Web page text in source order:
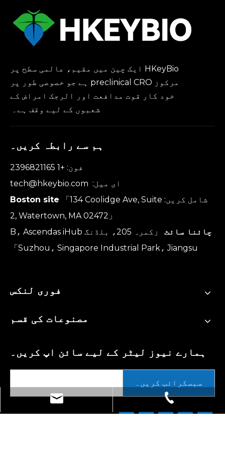
HKeyBio ایک چین میں مقیم، عالمی سطح پر
مرکوز preclinical CRO ہے جو خصوصی طور پر
خود کار قوت مدافعت اور الرجک امراض کے
شعبوں کے لیے وقف ہے۔
ہم سے رابطہ کریں۔
فون: +1 2396821165
ای میل: tech@hkeybio.com
شامل کریں:
Boston site
「134 Coolidge Ave, Suite
2, Watertown, MA 02472」
چائنا سائٹ
「کمرہ 205، بلڈنگ B، Ascendas iHub
Suzhou، Singapore Industrial Park، Jiangsu」
+1 2396821165
tech@hkeybio.com
فوری لنکس
مصنوعات کی قسم
ہمارے نیوز لیٹر کے لیے سائن اپ کریں۔
سبسکرائب کریں۔